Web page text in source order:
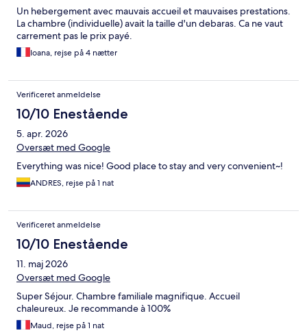
Un hebergement avec mauvais accueil et mauvaises prestations.
La chambre (individuelle) avait la taille d'un debaras. Ca ne vaut
carrement pas le prix payé.
Ioana, rejse på 4 nætter
Verificeret anmeldelse
10/10 Enestående
5. apr. 2026
Oversæt med Google
Everything was nice! Good place to stay and very convenient~!
ANDRES, rejse på 1 nat
Verificeret anmeldelse
10/10 Enestående
11. maj 2026
Oversæt med Google
Super Séjour. Chambre familiale magnifique. Accueil
chaleureux. Je recommande à 100%
Maud, rejse på 1 nat